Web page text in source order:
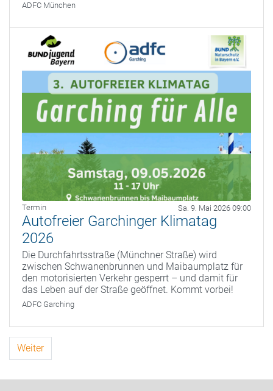
ADFC München
Termin Sa. 9. Mai 2026 09:00
Autofreier Garchinger Klimatag
2026
Die Durchfahrtsstraße (Münchner Straße) wird
zwischen Schwanenbrunnen und Maibaumplatz für
den motorisierten Verkehr gesperrt – und damit für
das Leben auf der Straße geöffnet. Kommt vorbei!
ADFC Garching
Weiter